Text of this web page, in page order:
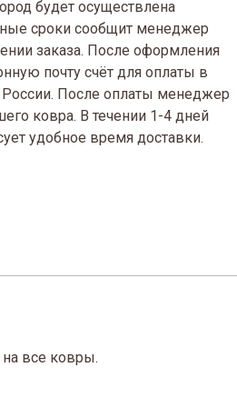
будет осуществлена
сроки сообщит менеджер
заказа. После оформления
почту счёт для оплаты в
После оплаты менеджер
ковра. В течении 1-4 дней
удобное время доставки.
все ковры.